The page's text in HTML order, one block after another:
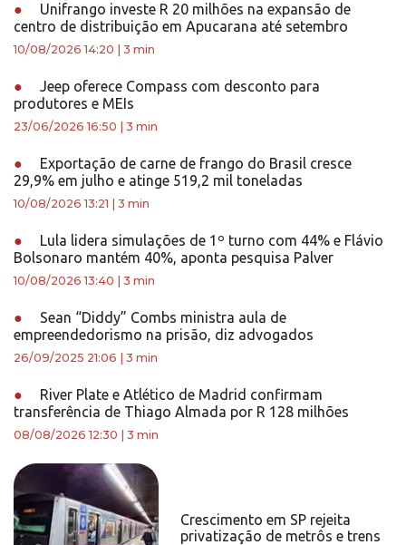
●
Unifrango investe R 20 milhões na expansão de
centro de distribuição em Apucarana até setembro
10/08/2026 14:20 3 min
●
Jeep oferece Compass com desconto para
produtores e MEIs
23/06/2026 16:50 3 min
●
Exportação de carne de frango do Brasil cresce
29,9% em julho e atinge 519,2 mil toneladas
10/08/2026 13:21 3 min
●
Lula lidera simulações de 1º turno com 44% e Flávio
Bolsonaro mantém 40%, aponta pesquisa Palver
10/08/2026 13:40 3 min
●
Sean “Diddy” Combs ministra aula de
empreendedorismo na prisão, diz advogados
26/09/2025 21:06 3 min
●
River Plate e Atlético de Madrid confirmam
transferência de Thiago Almada por R 128 milhões
08/08/2026 12:30 3 min
Crescimento em SP rejeita
privatização de metrôs e trens